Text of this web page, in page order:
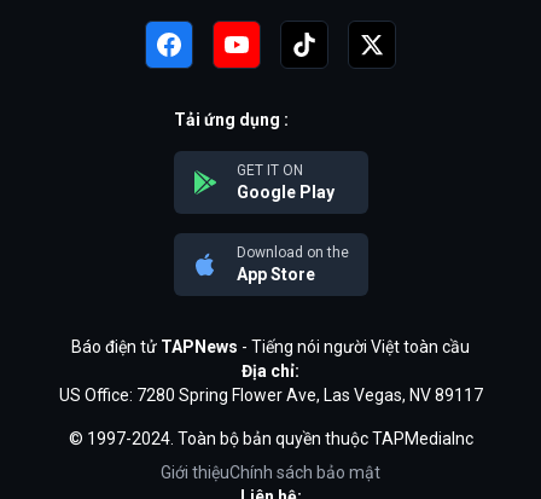
Tải ứng dụng :
GET IT ON
Google Play
Download on the
App Store
Báo điện tử TAPNews - Tiếng nói người Việt toàn cầu
Địa chỉ:
US Office: 7280 Spring Flower Ave, Las Vegas, NV 89117
© 1997-2024. Toàn bộ bản quyền thuộc TAPMediaInc
Giới thiệuChính sách bảo mật